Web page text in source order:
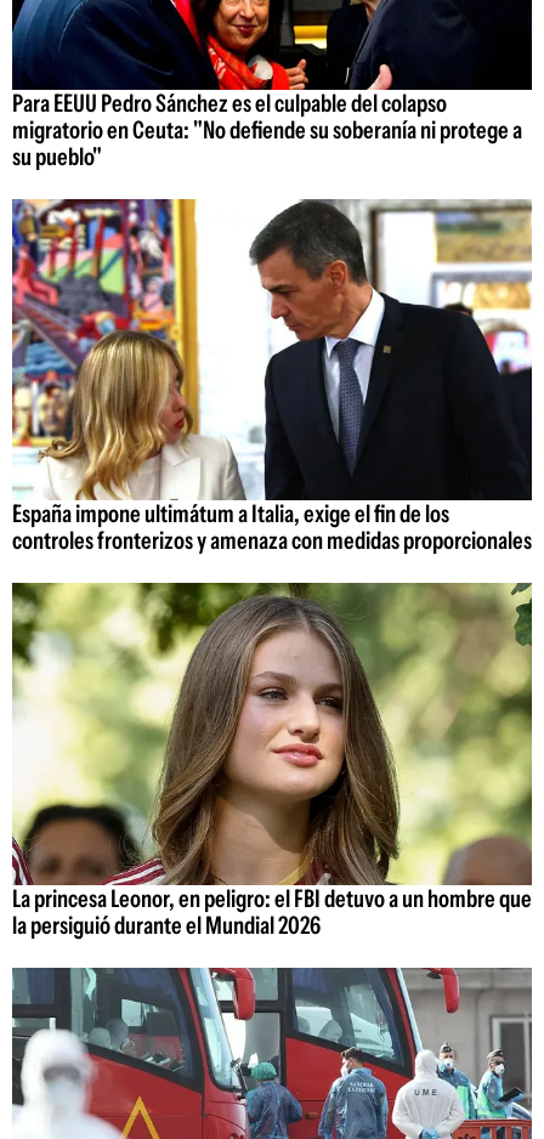
Para EEUU Pedro Sánchez es el culpable del colapso
migratorio en Ceuta: "No defiende su soberanía ni protege a
su pueblo"
España impone ultimátum a Italia, exige el fin de los
controles fronterizos y amenaza con medidas proporcionales
La princesa Leonor, en peligro: el FBI detuvo a un hombre que
la persiguió durante el Mundial 2026